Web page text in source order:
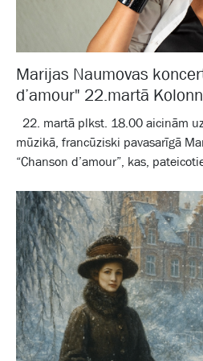
Marijas Naumovas
d’amour" 22.martā
22. martā plkst. 18.00 aicinām
mūzikā, francūziski pavasarīgā
“Chanson d’amour”, kas,